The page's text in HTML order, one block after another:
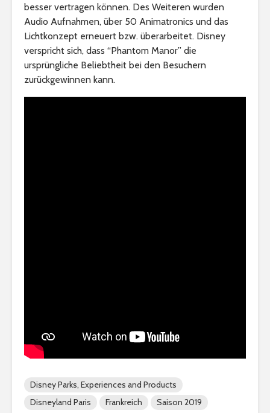
besser vertragen können. Des Weiteren wurden
Audio Aufnahmen, über 50 Animatronics und das
Lichtkonzept erneuert bzw. überarbeitet. Disney
verspricht sich, dass “Phantom Manor” die
ursprüngliche Beliebtheit bei den Besuchern
zurückgewinnen kann.
Disney Parks, Experiences and Products
Disneyland Paris
Frankreich Saison 2019